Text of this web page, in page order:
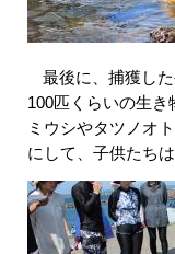
最後に、捕獲し
100匹くらいの生
ミウシやタツノオ
にして、子供たち